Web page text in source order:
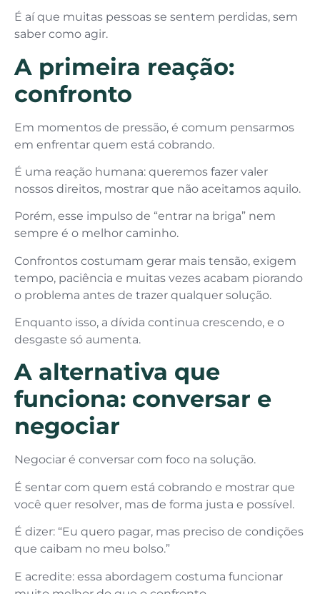
É aí que muitas pessoas se sentem perdidas, sem
saber como agir.
A primeira reação:
confronto
Em momentos de pressão, é comum pensarmos
em enfrentar quem está cobrando.
É uma reação humana: queremos fazer valer
nossos direitos, mostrar que não aceitamos aquilo.
Porém, esse impulso de “entrar na briga” nem
sempre é o melhor caminho.
Confrontos costumam gerar mais tensão, exigem
tempo, paciência e muitas vezes acabam piorando
o problema antes de trazer qualquer solução.
Enquanto isso, a dívida continua crescendo, e o
desgaste só aumenta.
A alternativa que
funciona: conversar e
negociar
Negociar é conversar com foco na solução.
É sentar com quem está cobrando e mostrar que
você quer resolver, mas de forma justa e possível.
É dizer: “Eu quero pagar, mas preciso de condições
que caibam no meu bolso.”
E acredite: essa abordagem costuma funcionar